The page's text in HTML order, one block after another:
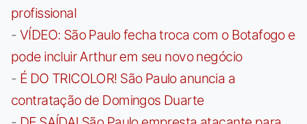
profissional
- VÍDEO: São Paulo fecha troca com o Botafogo e
pode incluir Arthur em seu novo negócio
- É DO TRICOLOR! São Paulo anuncia a
contratação de Domingos Duarte